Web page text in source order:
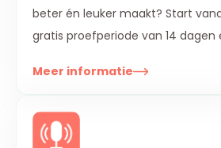
beter én leuker maakt? Start
gratis proefperiode van 14 dagen
Meer informatie